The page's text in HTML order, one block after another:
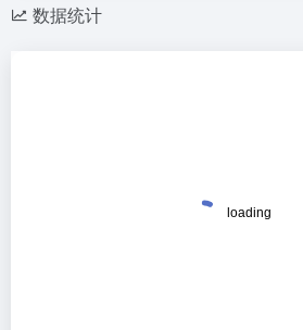
数据统计